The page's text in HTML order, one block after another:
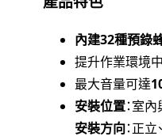
內建32種預錄
提升作業環境
最大音量可達
安裝位置：室
安裝方向：正